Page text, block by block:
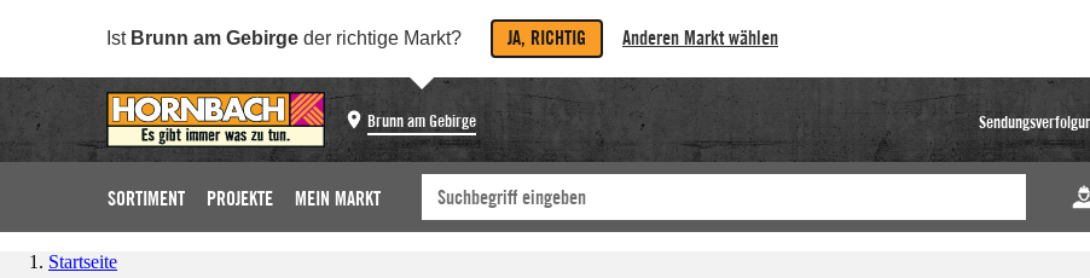
Ist Brunn am Gebirge der richtige Markt? JA, RICHTIG Anderen Markt wählen
Brunn am Gebirge
SORTIMENT PROJEKTE MEIN MARKT
Startseite